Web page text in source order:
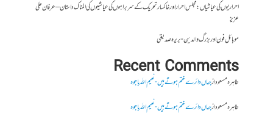
احراریوں کی عیاشیاں : مجلس احرار اور خاکسار تحریک کے سربراہوں کی عیاشیوں کی المناک داستان – عرفان علی
عزیز
موبائل فون اور بزرگ والدین- بریرہ صدیقی
Recent Comments
طاہرہ مسعودازجہاں دائرے ختم ہوتے ہیں- نعیم اللہ باجوہ
طاہرہ مسعودازجہاں دائرے ختم ہوتے ہیں- نعیم اللہ باجوہ